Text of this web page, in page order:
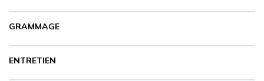
GRAMMAGE
ENTRETIEN